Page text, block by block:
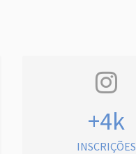
+4k
INSCRIÇÕES